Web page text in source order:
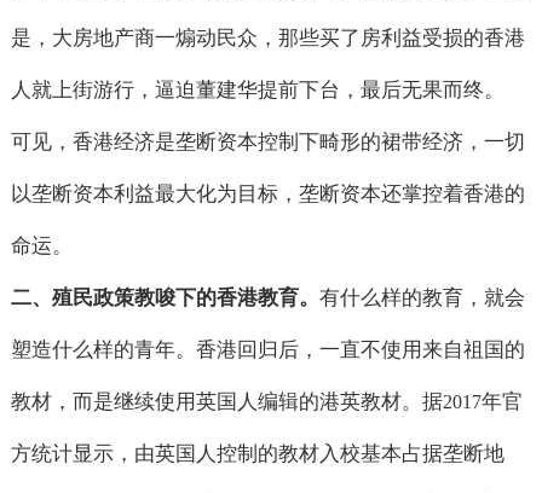
是，大房地产商一煽动民众，那些买了房利益受损的香港
人就上街游行，逼迫董建华提前下台，最后无果而终。
可见，香港经济是垄断资本控制下畸形的裙带经济，一切
以垄断资本利益最大化为目标，垄断资本还掌控着香港的
命运。
二、殖民政策教唆下的香港教育。 有什么样的教育，就会
塑造什么样的青年。香港回归后，一直不使用来自祖国的
教材，而是继续使用英国人编辑的港英教材。据2017年官
方统计显示，由英国人控制的教材入校基本占据垄断地